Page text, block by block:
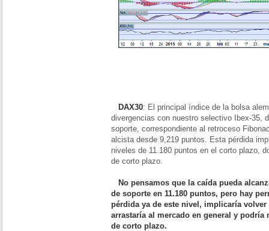
DAX30: El principal índice de la bolsa
divergencias con nuestro selectivo Ibex-35,
soporte, correspondiente al retroceso
alcista desde 9,219 puntos. Esta pérdida
niveles de 11.180 puntos en el corto plazo,
de corto plazo.
No pensamos que la caída pueda
de soporte en 11.180 puntos, pero hay
pérdida ya de este nivel, implicaría volver
arrastaría al mercado en general y
de corto plazo.